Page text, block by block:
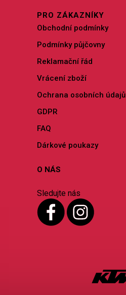
PRO ZÁKAZNÍKY
Obchodní podmínky
Podmínky půjčovny
Reklamační řád
Vrácení zboží
Ochrana osobních údajů
GDPR
FAQ
Dárkové poukazy
O NÁS
Sledujte nás